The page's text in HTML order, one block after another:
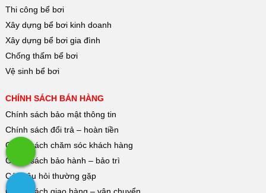
Thi công bể bơi
Xây dựng bể bơi kinh doanh
Xây dựng bể bơi gia đình
Chống thấm bể bơi
Vệ sinh bể bơi
CHÍNH SÁCH BÁN HÀNG
Chính sách bảo mật thông tin
Chính sách đổi trả – hoàn tiền
Chính sách chăm sóc khách hàng
Chính sách bảo hành – bảo trì
Các câu hỏi thường gặp